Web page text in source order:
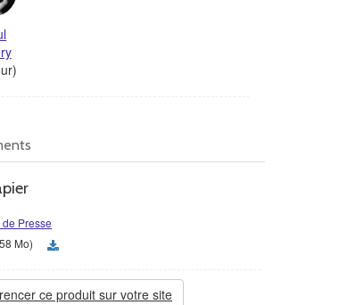
Presse
Mo)
ce produit sur votre site